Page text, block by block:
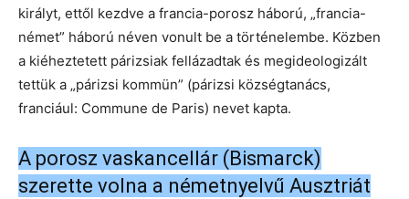
királyt, ettől kezdve a francia-porosz háború, „francia-
német” háború néven vonult be a történelembe. Közben
a kiéheztetett párizsiak fellázadtak és megideologizált
tettük a „párizsi kommün” (párizsi községtanács,
franciául: Commune de Paris) nevet kapta.
A porosz vaskancellár (Bismarck)
szerette volna a németnyelvű Ausztriát